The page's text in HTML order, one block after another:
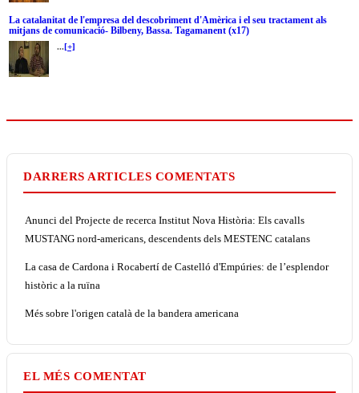
La catalanitat de l'empresa del descobriment d'Amèrica i el seu tractament als
mitjans de comunicació- Bilbeny, Bassa. Tagamanent (x17)
...[+]
DARRERS ARTICLES COMENTATS
Anunci del Projecte de recerca Institut Nova Història: Els cavalls
MUSTANG nord-americans, descendents dels MESTENC catalans
La casa de Cardona i Rocabertí de Castelló d'Empúries: de l’esplendor
històric a la ruïna
Més sobre l'origen català de la bandera americana
EL MÉS COMENTAT